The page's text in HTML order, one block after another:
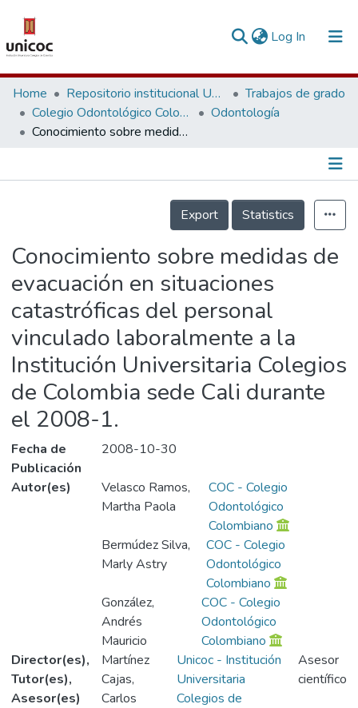
Log In (current)
Communities & Collections
Research Outputs
People
Home Repositorio institucional Unicoc, RI-unicoc
Trabajos de grado
Colegio Odontológico Colombiano
Odontología
Conocimiento sobre medidas de evacuación en situaciones catastróficas del personal vinculado laboralmente a la Institución Universitaria Colegios de Colombia sede Cali durante el 2008-1.
Información de la Publicación
Export
Statistics
Conocimiento sobre medidas de
evacuación en situaciones
catastróficas del personal
vinculado laboralmente a la
Institución Universitaria Colegios
de Colombia sede Cali durante
el 2008-1.
Fecha de
Publicación
2008-10-30
Autor(es)
Velasco Ramos,
Martha Paola
COC - Colegio
Odontológico
Colombiano
Bermúdez Silva,
Marly Astry
COC - Colegio
Odontológico
Colombiano
González,
Andrés
Mauricio
COC - Colegio
Odontológico
Colombiano
Director(es),
Tutor(es),
Asesor(es)
Martínez
Cajas,
Carlos
Unicoc - Institución
Universitaria
Colegios de
Asesor
científico